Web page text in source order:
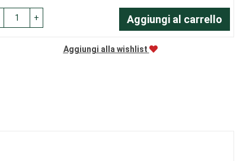
+ Aggiungi al carrello
Aggiungi alla wishlist